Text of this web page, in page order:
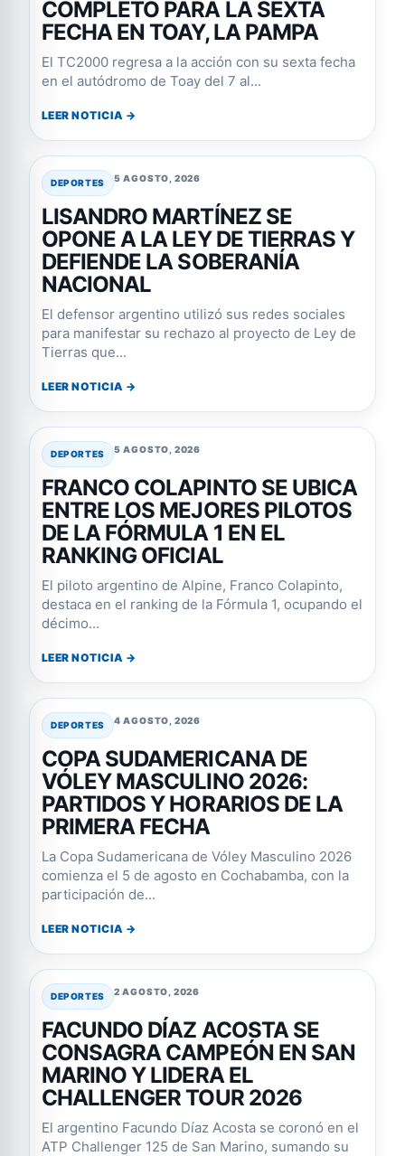
COMPLETO PARA LA SEXTA
FECHA EN TOAY, LA PAMPA
El TC2000 regresa a la acción con su sexta fecha
en el autódromo de Toay del 7 al...
LEER NOTICIA →
DEPORTES 5 AGOSTO, 2026
LISANDRO MARTÍNEZ SE
OPONE A LA LEY DE TIERRAS Y
DEFIENDE LA SOBERANÍA
NACIONAL
El defensor argentino utilizó sus redes sociales
para manifestar su rechazo al proyecto de Ley de
Tierras que...
LEER NOTICIA →
DEPORTES 5 AGOSTO, 2026
FRANCO COLAPINTO SE UBICA
ENTRE LOS MEJORES PILOTOS
DE LA FÓRMULA 1 EN EL
RANKING OFICIAL
El piloto argentino de Alpine, Franco Colapinto,
destaca en el ranking de la Fórmula 1, ocupando el
décimo...
LEER NOTICIA →
DEPORTES 4 AGOSTO, 2026
COPA SUDAMERICANA DE
VÓLEY MASCULINO 2026:
PARTIDOS Y HORARIOS DE LA
PRIMERA FECHA
La Copa Sudamericana de Vóley Masculino 2026
comienza el 5 de agosto en Cochabamba, con la
participación de...
LEER NOTICIA →
DEPORTES 2 AGOSTO, 2026
FACUNDO DÍAZ ACOSTA SE
CONSAGRA CAMPEÓN EN SAN
MARINO Y LIDERA EL
CHALLENGER TOUR 2026
El argentino Facundo Díaz Acosta se coronó en el
ATP Challenger 125 de San Marino, sumando su